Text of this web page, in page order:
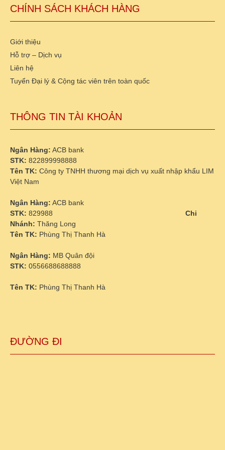
CHÍNH SÁCH KHÁCH HÀNG
Giới thiệu
Hỗ trợ – Dịch vụ
Liên hệ
Tuyển Đại lý & Cộng tác viên trên toàn quốc
THÔNG TIN TÀI KHOẢN
Ngân Hàng: ACB bank
STK: 822899998888
Tên TK: Công ty TNHH thương mại dịch vụ xuất nhập khẩu LIM
Việt Nam
Ngân Hàng: ACB bank
STK: 829988 Chi
Nhánh: Thăng Long
Tên TK: Phùng Thị Thanh Hà
Ngân Hàng: MB Quân đội
STK: 0556688688888
Tên TK: Phùng Thị Thanh Hà
ĐƯỜNG ĐI